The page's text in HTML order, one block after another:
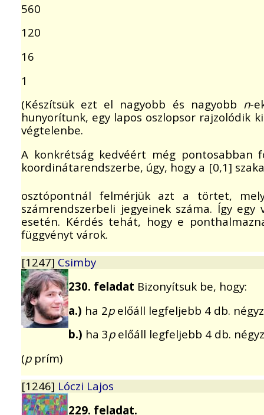
560
120
16
1
(Készítsük ezt el nagyobb és nagyobb n-
hunyorítunk, egy lapos oszlopsor rajzolódik
végtelenbe.
A konkrétság kedvéért még pontosabban
koordinátarendszerbe, úgy, hogy a [0,1]
osztópontnál felmérjük azt a törtet,
számrendszerbeli jegyeinek száma. Így
esetén. Kérdés tehát, hogy e
függvényt várok.
[1247] Csimby
230. feladat Bizonyítsuk be, hogy:
a.) ha 2pelőáll legfeljebb 4 db.
b.) ha 3pelőáll legfeljebb 4 db.
(pprím)
[1246] Lóczi Lajos
229. feladat.